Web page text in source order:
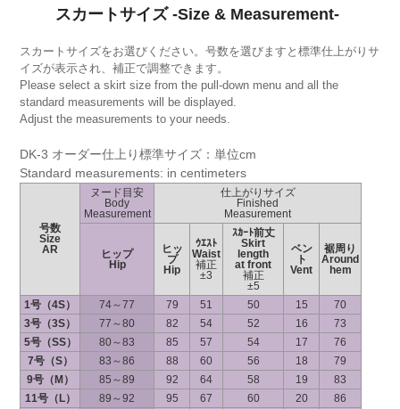
スカートサイズ -Size & Measurement-
スカートサイズをお選びください。号数を選びますと標準仕上がりサ
イズが表示され、補正で調整できます。
Please select a skirt size from the pull-down menu and all the
standard measurements will be displayed.
Adjust the measurements to your needs.
DK-3 オーダー仕上り標準サイズ：単位cm
Standard measurements: in centimeters
号数
Size
AR
ヌード目安
Body
Measurement
仕上がりサイズ
Finished
Measurement
ヒップ
Hip
ヒッ
プ
Hip
ｳｴｽﾄ
Waist
補正
±3
ｽｶｰﾄ前丈
Skirt
length
at front
補正
±5
ベン
ト
Vent
裾周り
Around
hem
1号（4S） 74～77 79 51 50 15
70
3号（3S）
77～80 82 54 52 16
73
5号（SS）
80～83 85 57 54 17
76
7号（S）
83～86 88 60 56 18
79
9号（M）
85～89 92 64 58 19
83
11号（L）
89～92 95 67 60 20
86